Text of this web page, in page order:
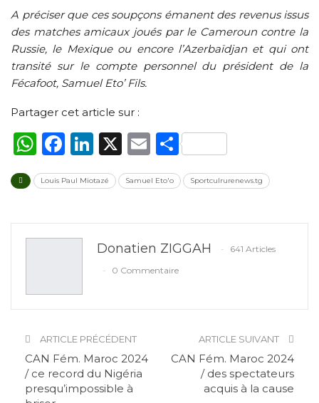
A préciser que ces soupçons émanent des revenus issus
des matches amicaux joués par le Cameroun contre la
Russie, le Mexique ou encore l’Azerbaïdjan et qui ont
transité sur le compte personnel du président de la
Fécafoot, Samuel Eto’ Fils.
Partager cet article sur :
WhatsApp
Facebook
LinkedIn
X EmailPartager
Louis Paul Miotazé Samuel Eto'o Sportculrurenews.tg
Donatien ZIGGAH
641 Articles
0 Commentaire
ARTICLE PRÉCÉDENT
CAN Fém. Maroc 2024
/ ce record du Nigéria
presqu’impossible à
ARTICLE SUIVANT
CAN Fém. Maroc 2024
/ des spectateurs
acquis à la cause